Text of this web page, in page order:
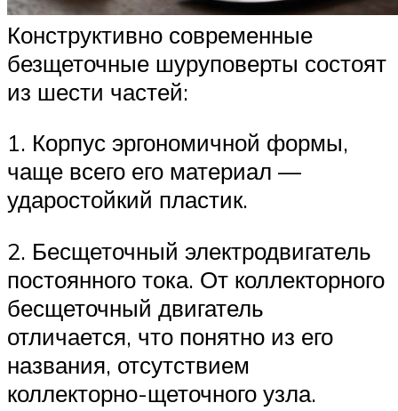
Конструктивно современные
безщеточные шуруповерты состоят
из шести частей:
1. Корпус эргономичной формы,
чаще всего его материал —
ударостойкий пластик.
2. Бесщеточный электродвигатель
постоянного тока. От коллекторного
бесщеточный двигатель
отличается, что понятно из его
названия, отсутствием
коллекторно-щеточного узла.